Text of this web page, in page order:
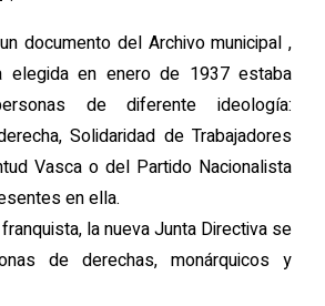
documento del Archivo municipal ,
elegida en enero de 1937 estaba
de diferente ideología:
Solidaridad de Trabajadores
Vasca o del Partido Nacionalista
en ella.
la nueva Junta Directiva se
de derechas, monárquicos y